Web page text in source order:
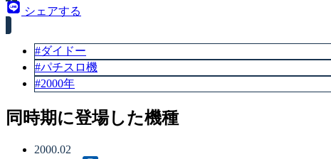
シェアする
#ダイドー
#パチスロ機
#2000年
同時期に登場した機種
2000.02